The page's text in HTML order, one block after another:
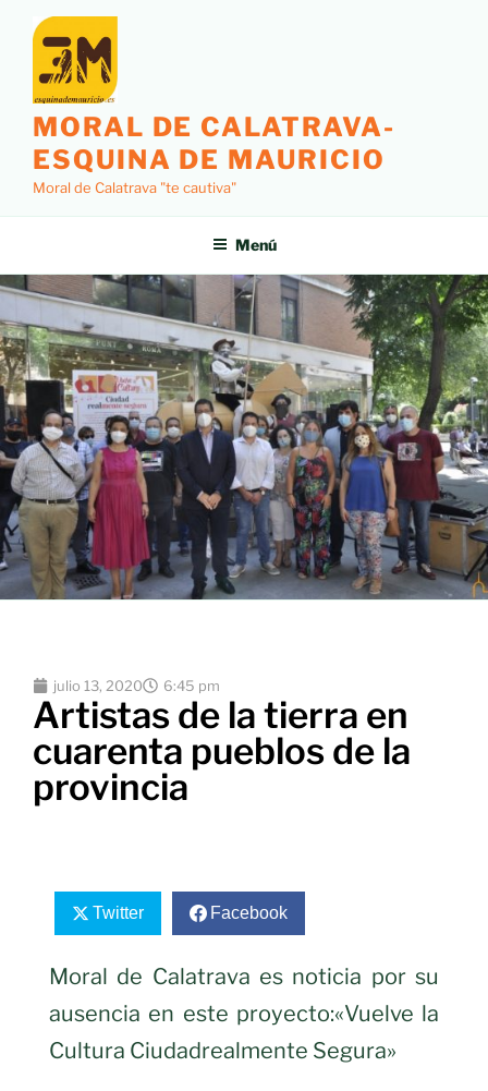
MORAL DE CALATRAVA-
ESQUINA DE MAURICIO
Moral de Calatrava "te cautiva"
Menú
julio 13, 2020 6:45 pm
Artistas de la tierra en
cuarenta pueblos de la
provincia
Twitter Facebook
Moral de Calatrava es noticia por su
ausencia en este proyecto:«Vuelve la
Cultura Ciudadrealmente Segura»